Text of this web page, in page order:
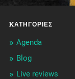
KΑΤΗΓΟΡΊΕΣ
Agenda
Blog
Live reviews